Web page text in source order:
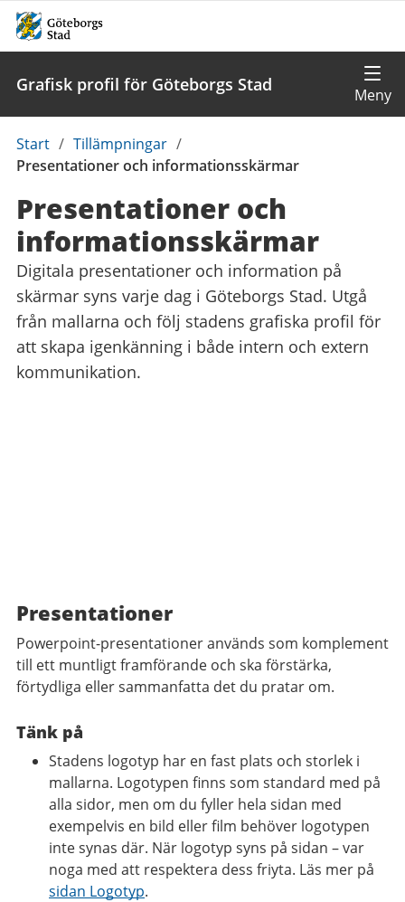
Grafisk profil för Göteborgs Stad
Du
är
Start / Tillämpningar /
Presentationer och informationsskärmar
Presentationer och
informationsskärmar
Digitala presentationer och information på
skärmar syns varje dag i Göteborgs Stad. Utgå
från mallarna och följ stadens grafiska profil för
att skapa igenkänning i både intern och extern
kommunikation.
Presentationer
Powerpoint-presentationer används som komplement
till ett muntligt framförande och ska förstärka,
förtydliga eller sammanfatta det du pratar om.
Tänk på
Stadens logotyp har en fast plats och storlek i
mallarna. Logotypen finns som standard med på
alla sidor, men om du fyller hela sidan med
exempelvis en bild eller film behöver logotypen
inte synas där. När logotyp syns på sidan – var
noga med att respektera dess friyta. Läs mer på
sidan Logotyp.